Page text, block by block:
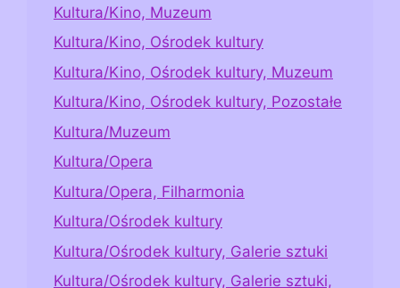
Kultura/Kino, Muzeum
Kultura/Kino, Ośrodek kultury
Kultura/Kino, Ośrodek kultury, Muzeum
Kultura/Kino, Ośrodek kultury, Pozostałe
Kultura/Muzeum
Kultura/Opera
Kultura/Opera, Filharmonia
Kultura/Ośrodek kultury
Kultura/Ośrodek kultury, Galerie sztuki
Kultura/Ośrodek kultury, Galerie sztuki,